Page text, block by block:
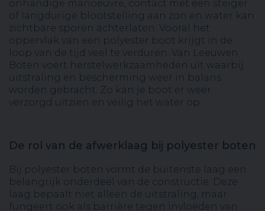
onhandige manoeuvre, contact met een steiger
of langdurige blootstelling aan zon en water kan
zichtbare sporen achterlaten. Vooral het
oppervlak van een polyester boot krijgt in de
loop van de tijd veel te verduren. Van Leeuwen
Boten voert herstelwerkzaamheden uit waarbij
uitstraling en bescherming weer in balans
worden gebracht. Zo kan je boot er weer
verzorgd uitzien en veilig het water op.
De rol van de afwerklaag bij polyester boten
Bij polyester boten vormt de buitenste laag een
belangrijk onderdeel van de constructie. Deze
laag bepaalt niet alleen de uitstraling, maar
fungeert ook als barrière tegen invloeden van